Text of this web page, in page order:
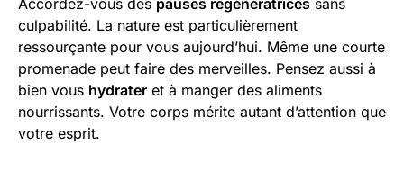
culpabilité. La nature est particulièrement
ressourçante pour vous aujourd’hui. Même une courte
promenade peut faire des merveilles. Pensez aussi à
bien vous hydrater et à manger des aliments
nourrissants. Votre corps mérite autant d’attention que
votre esprit.